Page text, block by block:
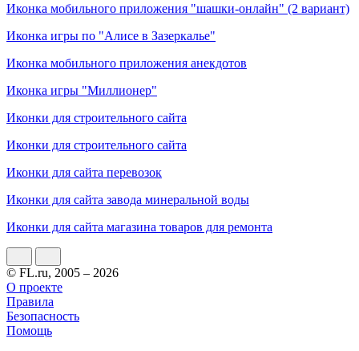
Иконка мобильного приложения "шашки-онлайн" (2 вариант)
Иконка игры по "Алисе в Зазеркалье"
Иконка мобильного приложения анекдотов
Иконка игры "Миллионер"
Иконки для строительного сайта
Иконки для строительного сайта
Иконки для сайта перевозок
Иконки для сайта завода минеральной воды
Иконки для сайта магазина товаров для ремонта
© FL.ru, 2005 – 2026
О проекте
Правила
Безопасность
Помощь